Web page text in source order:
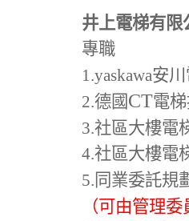
井上電梯有限
專職
1.yaskawa安
2.德國 CT電
3.社區大樓電
4.社區大樓電
5. 同業委託規
（可由管理